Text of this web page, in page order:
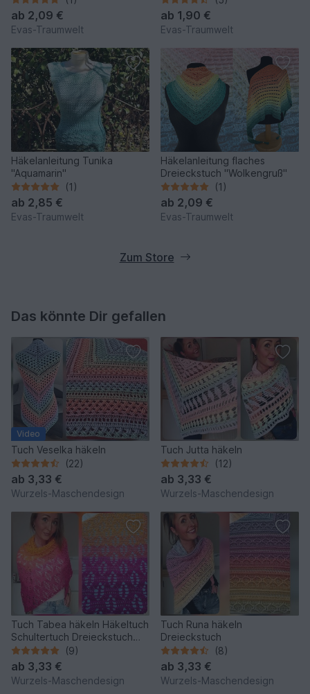
ab 2,09 €
Evas-Traumwelt
ab 1,90 €
Evas-Traumwelt
Häkelanleitung Tunika
"Aquamarin"
(1)
ab 2,85 €
Evas-Traumwelt
Häkelanleitung flaches
Dreieckstuch "Wolkengruß"
(1)
ab 2,09 €
Evas-Traumwelt
Zum Store
Das könnte Dir gefallen
Video
Tuch Veselka häkeln
(22)
ab 3,33 €
Wurzels-Maschendesign
Tuch Jutta häkeln
(12)
ab 3,33 €
Wurzels-Maschendesign
Tuch Tabea häkeln Häkeltuch
Schultertuch Dreieckstuch
Stola
(9)
ab 3,33 €
Wurzels-Maschendesign
Tuch Runa häkeln
Dreieckstuch
(8)
ab 3,33 €
Wurzels-Maschendesign